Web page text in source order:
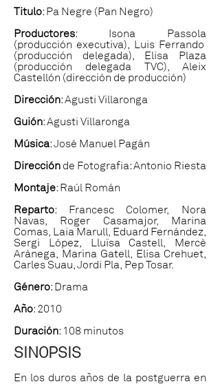
Titulo: Pa Negre (Pan Negro)
Productores: Isona Passola
(producción executiva), Luís Ferrando
(producción delegada), Elisa Plaza
(producción delegada TVC), Aleix
Castellón (dirección de producción)
Dirección: Agustí Villaronga
Guión: Agustí Villaronga
Música: José Manuel Pagán
Direcciónde Fotografia: Antonio Riesta
Montaje: Raúl Román
Reparto: Francesc Colomer, Nora
Navas, Roger Casamajor, Marina
Comas, Laia Marull, Eduard Fernández,
Sergi López, Lluïsa Castell, Mercè
Arànega, Marina Gatell, Elisa Crehuet,
Carles Suau, Jordi Pla, Pep Tosar.
Género: Drama
Año: 2010
Duración: 108 minutos
SINOPSIS
En los duros años de la postguerra en